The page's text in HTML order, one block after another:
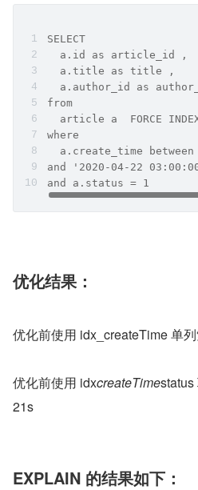
SELECT
  a.id as article_id ,
  a.title as title ,
a.author_id as
from
article a  FORCE
where
a.create_time
and '2020-04-22
and a.status = 1
优化结果：
优化前使用 idx_createTime 单
优化前使用 idxcreateTimestatus
21s
EXPLAIN 的结果如下：